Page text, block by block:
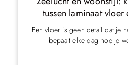
tussen laminaat
Een vloer is geen detail dat je
bepaalt elke dag hoe je